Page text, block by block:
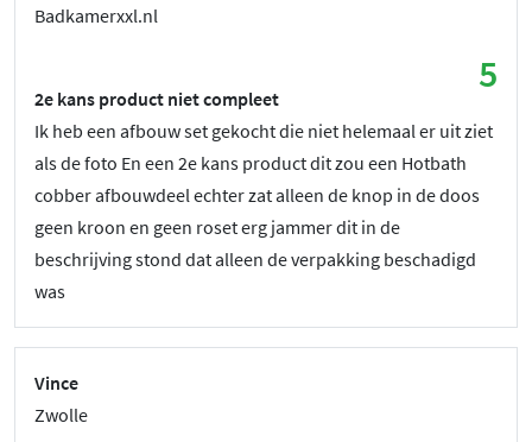
Badkamerxxl.nl
5
2e kans product niet compleet
Ik heb een afbouw set gekocht die niet helemaal er uit ziet
als de foto En een 2e kans product dit zou een Hotbath
cobber afbouwdeel echter zat alleen de knop in de doos
geen kroon en geen roset erg jammer dit in de
beschrijving stond dat alleen de verpakking beschadigd
was
Vince
Zwolle